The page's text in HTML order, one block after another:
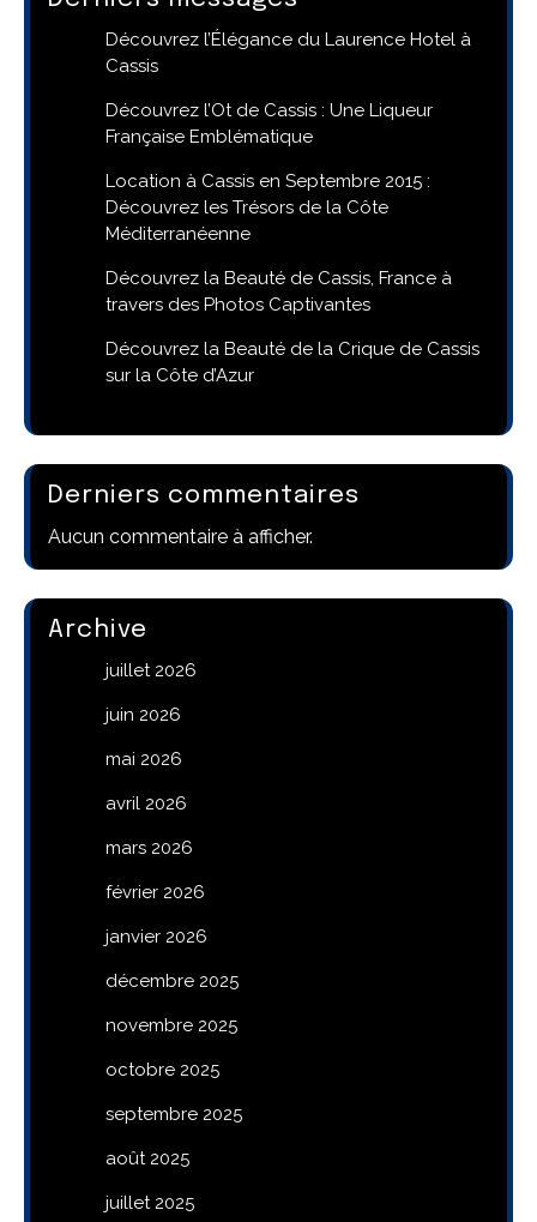
Découvrez l’Élégance du Laurence Hotel à
Cassis
Découvrez l’Ot de Cassis : Une Liqueur
Française Emblématique
Location à Cassis en Septembre 2015 :
Découvrez les Trésors de la Côte
Méditerranéenne
Découvrez la Beauté de Cassis, France à
travers des Photos Captivantes
Découvrez la Beauté de la Crique de Cassis
sur la Côte d’Azur
Derniers commentaires
Aucun commentaire à afficher.
Archive
juillet 2026
juin 2026
mai 2026
avril 2026
mars 2026
février 2026
janvier 2026
décembre 2025
novembre 2025
octobre 2025
septembre 2025
août 2025
juillet 2025